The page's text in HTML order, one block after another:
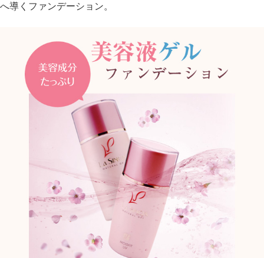
へ導くファンデーション。